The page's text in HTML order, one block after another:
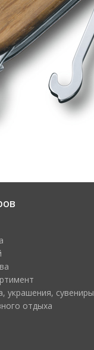
украшения, сувениры
отдыха